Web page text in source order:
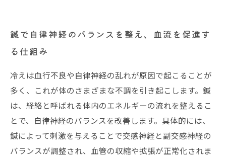
鍼で自律神経のバランスを整え、血流を促進す
る仕組み
冷えは血行不良や自律神経の乱れが原因で起こることが
多く、これが体のさまざまな不調を引き起こします。鍼
は、経絡と呼ばれる体内のエネルギーの流れを整えるこ
とで、自律神経のバランスを改善します。具体的には、
鍼によって刺激を与えることで交感神経と副交感神経の
バランスが調整され、血管の収縮や拡張が正常化されま